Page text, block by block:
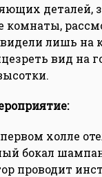
деталей,
комнаты,
лишь на
вид на
холле
бокал
проводит